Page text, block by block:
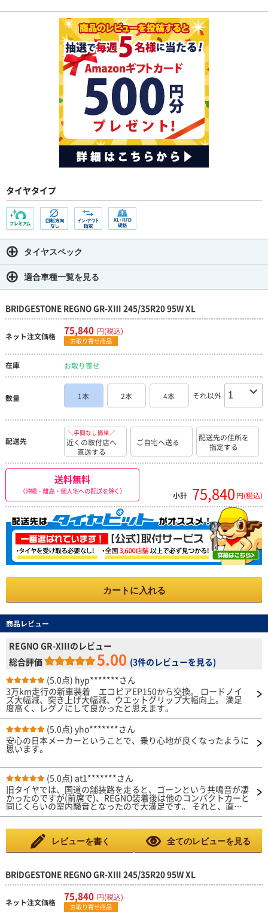
タイヤタイプ
タイヤスペック
適合車種一覧を見る
BRIDGESTONE REGNO GR-XⅢ 245/35R20 95W XL
ネット注文価格 75,840 円(税込)
お取り寄せ商品
在庫 お取り寄せ
数量 1本 2本 4本 それ以外
配送先
＼手間なし簡単／
近くの取付店へ
直送する
ご自宅へ送る
配送先の住所を
指定する
送料無料
（沖縄・離島・個人宅への配送を除く） 小計 75,840 円(税込)
カートに入れる
商品レビュー
REGNO GR-XIIIのレビュー
総合評価
5.00 (3件のレビューを見る)
(5.0点) hyp*******さん
3万km走行の新車装着 エコピアEP150から交換。 ロードノイ
ズ大幅減、突き上げ大幅減、ウエットグリップ大幅向上。 満足
度高く、レグノにして良かったと思えます。
(5.0点) yho*******さん
安心の日本メーカーということで、乗り心地が良くなったように
思います。
(5.0点) at1*******さん
旧タイヤでは、国道の舗装路を走ると、ゴーンという共鳴音が凄
かったのですが(前席で)、REGNO装着後は他のコンパクトカーと
同じくらいの室内騒音となったので大満足です。 それと、直進
安定性がとても良くなりハンドルに手を添えるだけとなり疲れな
ていません。
レビューを書く 全てのレビューを見る
BRIDGESTONE REGNO GR-XⅢ 245/35R20 95W XL
ネット注文価格 75,840 円(税込)
お取り寄せ商品